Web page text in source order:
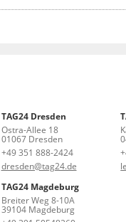
TAG24 Dresden
Ostra-Allee 18
01067 Dresden
+49 351 888-2424
dresden@tag24.de
TAG24 Magdeburg
Breiter Weg 8-10A
39104 Magdeburg